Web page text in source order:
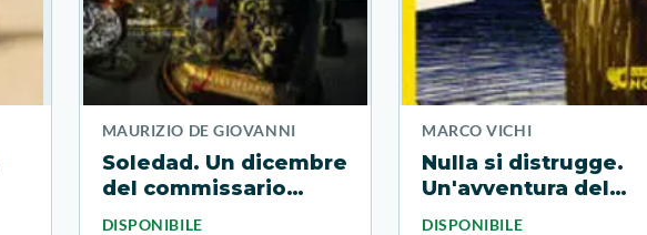
MAURIZIO DE GIOVANNI
Soledad. Un dicembre
del commissario
Ricciardi
DISPONIBILE
MARCO VICHI
Nulla si distrugge.
Un'avventura del
commissario Bordelli
DISPONIBILE